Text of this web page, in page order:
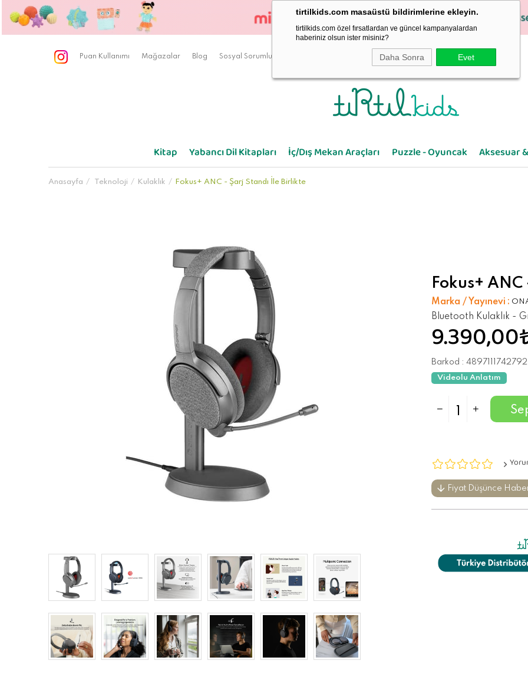
tirtilkids.com masaüstü bildirimlerine ekleyin.
tirtilkids.com özel fırsatlardan ve güncel kampanyalardan
haberiniz olsun ister misiniz?
Daha Sonra Evet
Puan Kullanımı Mağazalar Blog Sosyal Sorumluluk
Kitap Yabancı Dil Kitapları İç/Dış Mekan Araçları Puzzle - Oyuncak Aksesuar
Anasayfa Teknoloji Kulaklık Fokus+ ANC - Şarj Standı İle Birlikte
Fokus+
Marka / Yayınevi :
Bluetooth Kulaklık -
Barkod : 4897111742792
Videolu Anlatım
Fiyat Düşünce